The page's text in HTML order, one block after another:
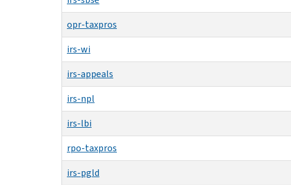
opr-taxpros
irs-wi
irs-appeals
irs-npl
irs-lbi
rpo-taxpros
irs-pgld